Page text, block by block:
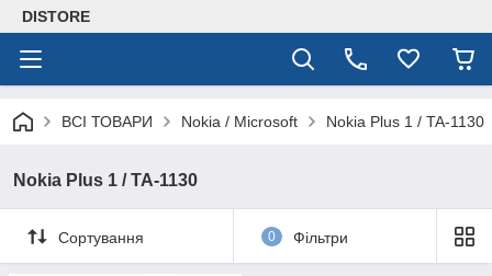
DISTORE
ВСІ ТОВАРИ Nokia / Microsoft Nokia Plus 1 / TA-1130
Nokia Plus 1 / TA-1130
Сортування 0 Фільтри